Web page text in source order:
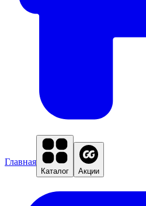
Главная
Каталог Акции